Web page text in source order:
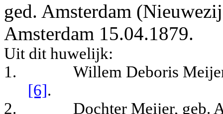
ged. Amsterdam
Amsterdam 15.04.1879.
Uit dit huwelijk:
1.
Willem Deboris
[6].
2.
Dochter Meijer, geb.